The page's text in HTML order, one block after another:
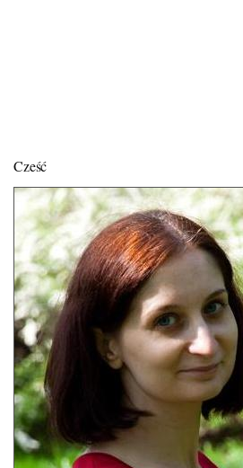
Cześć